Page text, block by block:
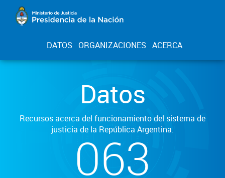
DATOS ORGANIZACIONES ACERCA
Datos
Recursos acerca del funcionamiento del sistema de
justicia de la República Argentina.
063